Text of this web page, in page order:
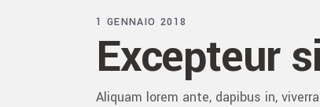
1 GENNAIO 2018
Excepteur
Aliquam lorem ante, dapibus in,